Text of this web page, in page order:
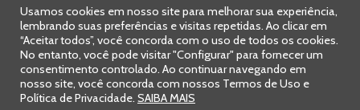
Sistema FAEP/SENAR-PR © 2026 · R. Marechal Deodoro, 450, 14º
Usamos cookies em nosso site para melhorar sua experiência,
lembrando suas preferências e visitas repetidas. Ao clicar em
“Aceitar todos”, você concorda com o uso de todos os cookies.
No entanto, você pode visitar "Configurar" para fornecer um
consentimento controlado. Ao continuar navegando em
nosso site, você concorda com nossos Termos de Uso e
Política de Privacidade. SAIBA MAIS